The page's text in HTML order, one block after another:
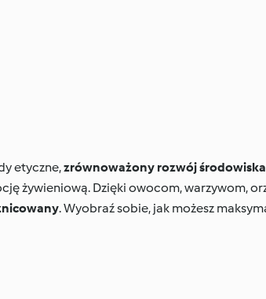
etyczne,zrównoważony rozwój środowiska
żywieniową. Dzięki owocom, warzywom,
. Wyobraź sobie, jak możesz